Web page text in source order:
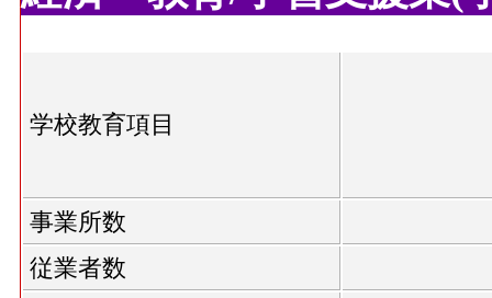
学校教育項目
事業所数
従業者数